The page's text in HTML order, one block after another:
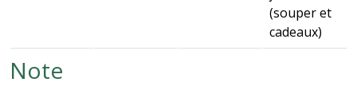
(souper et
cadeaux)
Note